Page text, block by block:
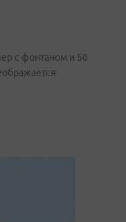
с фонтаном и 50